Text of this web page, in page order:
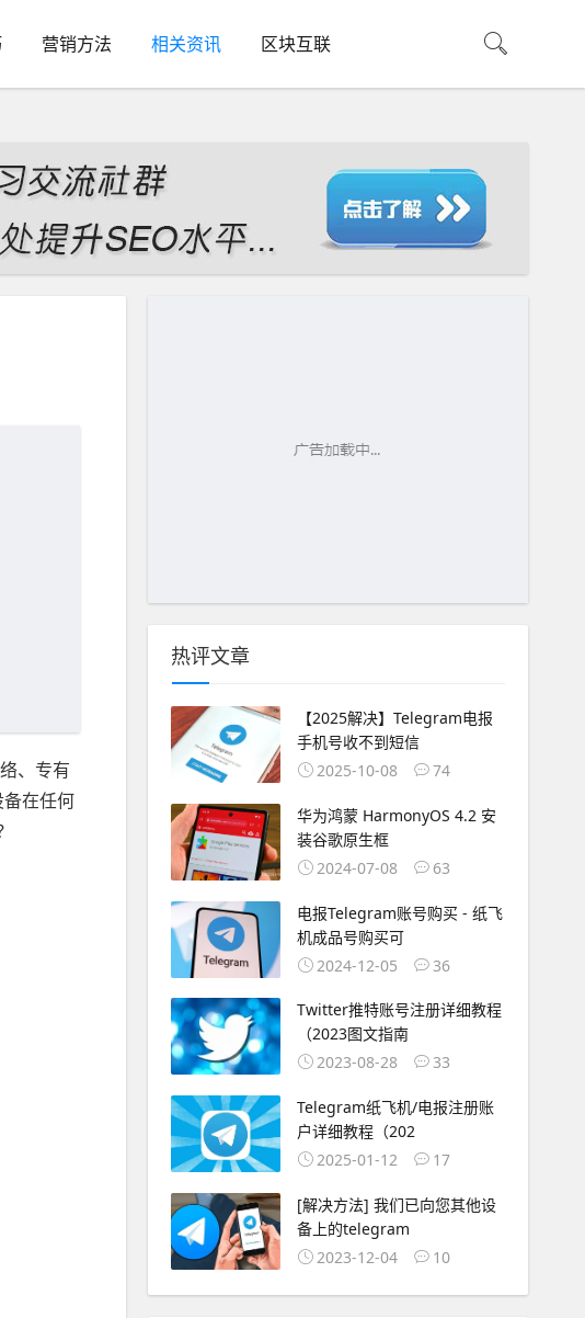
营销方法 相关资讯 区块互联
、专有
在任何
热评文章
【2025解决】Telegram电报
手机号收不到短信
2025-10-08
74
华为鸿蒙 HarmonyOS 4.2 安
装谷歌原生框
2024-07-08
63
电报Telegram账号购买 - 纸飞
机成品号购买可
2024-12-05
36
Twitter推特账号注册详细教程
（2023图文指南
2023-08-28
33
Telegram纸飞机/电报注册账
户详细教程（202
2025-01-12
17
[解决方法] 我们已向您其他设
备上的telegram
2023-12-04
10